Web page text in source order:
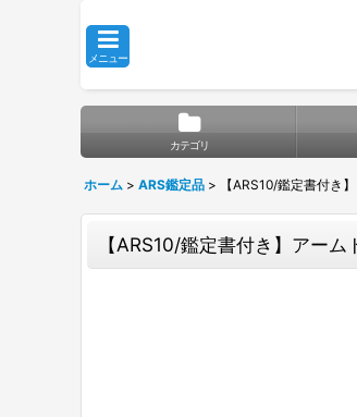
メニュー
カテゴリ
ホーム > ARS鑑定品 > 【ARS10/鑑定書付き
【ARS10/鑑定書付き】アー